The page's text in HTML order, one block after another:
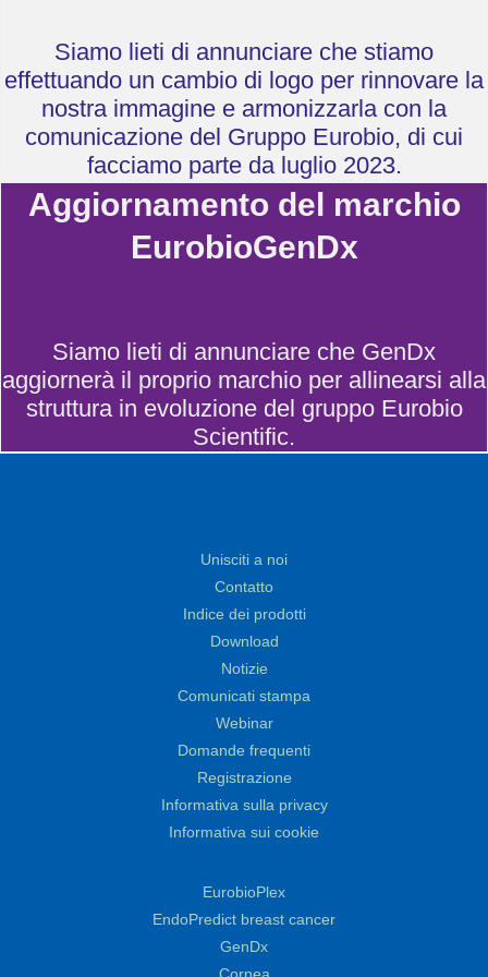
Siamo lieti di annunciare che stiamo
effettuando un cambio di logo per rinnovare la
nostra immagine e armonizzarla con la
comunicazione del Gruppo Eurobio, di cui
facciamo parte da luglio 2023.
Aggiornamento del marchio
EurobioGenDx
Siamo lieti di annunciare che GenDx
aggiornerà il proprio marchio per allinearsi alla
struttura in evoluzione del gruppo Eurobio
Scientific.
Unisciti a noi
Contatto
Indice dei prodotti
Download
Notizie
Comunicati stampa
Webinar
Domande frequenti
Registrazione
Informativa sulla privacy
Informativa sui cookie
EurobioPlex
EndoPredict breast cancer
GenDx